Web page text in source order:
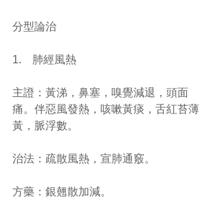
分型論治
1.    肺經風熱
主證：黃涕，鼻塞，嗅覺減退，頭面
痛。伴惡風發熱，咳嗽黃痰，舌紅苔薄
黃，脈浮數。
治法：疏散風熱，宣肺通竅。
方藥：銀翹散加減。